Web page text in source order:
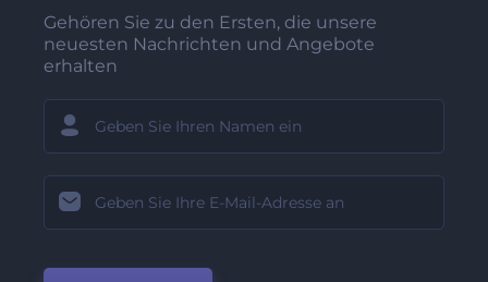
Gehören Sie zu den Ersten, die unsere
neuesten Nachrichten und Angebote
erhalten